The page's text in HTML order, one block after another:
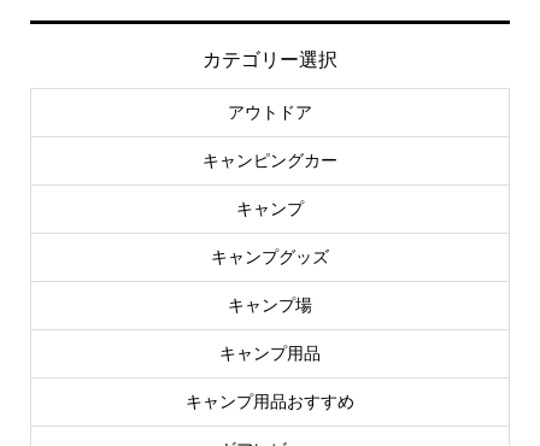
カテゴリー選択
アウトドア
キャンピングカー
キャンプ
キャンプグッズ
キャンプ場
キャンプ用品
キャンプ用品おすすめ